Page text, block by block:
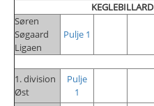
KEGLEBILLARD
Søren
Søgaard
Ligaen
Pulje 1
1. division
Øst
Pulje
1